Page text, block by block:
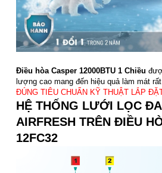
Điều hòa Casper 12000BTU 1 Chiều
lượng cao mang đến hiệu quả làm mát
ĐÚNG TIÊU CHUẨN KỸ THUẬT LẮP
HỆ THỐNG LƯỚI LỌC
AIRFRESH TRÊN ĐIỀU
12FC32